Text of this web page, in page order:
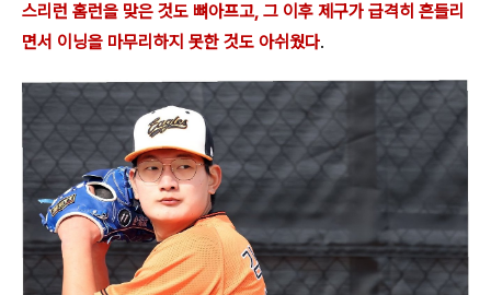
스리런 홈런을 맞은 것도 뼈아프고, 그 이후 제구가 급격히 흔들리
면서 이닝을 마무리하지 못한 것도 아쉬웠다.